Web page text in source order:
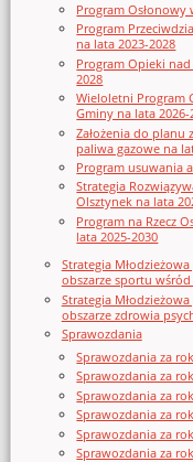
Program Osłonowy
Program
na lata 2023-2028
Program Opieki
2028
Wieloletni Program
Gminy na lata 2026-
Założenia do planu
paliwa gazowe na
Program usuwania
Strategia
Olsztynek na lata
Program na Rzecz
lata 2025-2030
Strategia
obszarze sportu wśród
Strategia
obszarze zdrowia
Sprawozdania
Sprawozdania za
Sprawozdania za
Sprawozdania za
Sprawozdania za
Sprawozdania za
Sprawozdania za